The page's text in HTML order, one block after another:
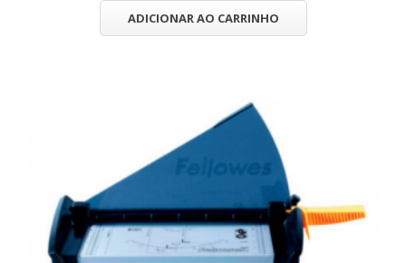
ADICIONAR AO CARRINHO